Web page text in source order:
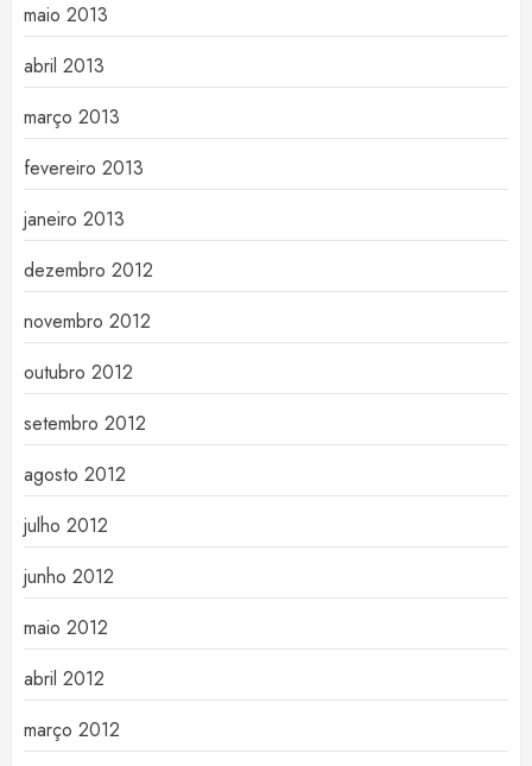
maio 2013
abril 2013
março 2013
fevereiro 2013
janeiro 2013
dezembro 2012
novembro 2012
outubro 2012
setembro 2012
agosto 2012
julho 2012
junho 2012
maio 2012
abril 2012
março 2012